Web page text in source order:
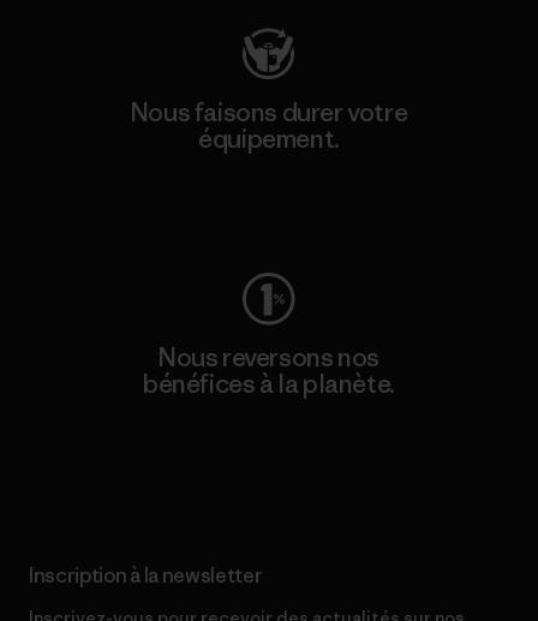
Nous faisons durer votre
équipement.
Nous reversons nos
bénéfices à la planète.
Inscription à la newsletter